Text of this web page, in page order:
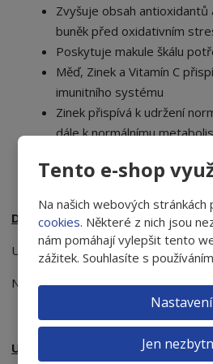
Tento e-shop
Na našich webových
cookies. Některé z nich jsou
nám pomáhají vylepšit tento
zážitek. Souhlasíte s
Nastavení
Jen
Zvyšuje obsah antioxidantů
buněk před oxidativním
Poskytuje makule škálu
Měď, Zinek a Vitamín C
imunitního systému
Zinek přispívá k udržení
dále k normálnímu
Dávkování a způsob použití:
Užívejte 3 gelové tobolkyběhem
Nepřekračujte doporučenou denní
Upozornění: